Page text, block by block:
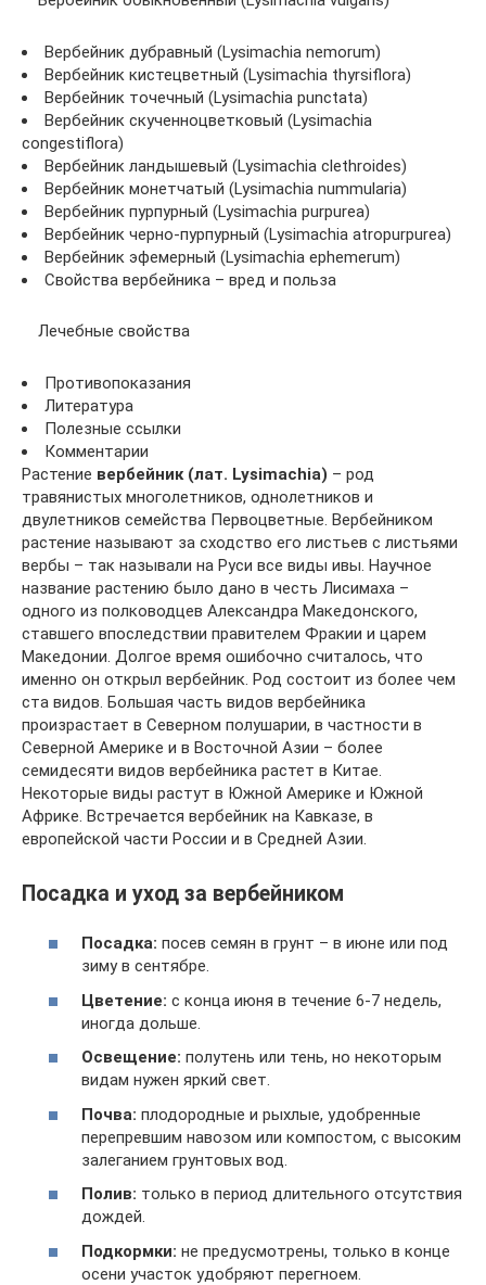
Вербейник дубравный (Lysimachia nemorum)
Вербейник кистецветный (Lysimachia thyrsiflora)
Вербейник точечный (Lysimachia punctata)
Вербейник скученноцветковый (Lysimachia
congestiflora)
Вербейник ландышевый (Lysimachia clethroides)
Вербейник монетчатый (Lysimachia nummularia)
Вербейник пурпурный (Lysimachia purpurea)
Вербейник черно-пурпурный (Lysimachia atropurpurea)
Вербейник эфемерный (Lysimachia ephemerum)
Свойства вербейника – вред и польза
Лечебные свойства
Противопоказания
Литература
Полезные ссылки
Комментарии
Растение вербейник (лат. Lysimachia) – род
травянистых многолетников, однолетников и
двулетников семейства Первоцветные. Вербейником
растение называют за сходство его листьев с листьями
вербы – так называли на Руси все виды ивы. Научное
название растению было дано в честь Лисимаха –
одного из полководцев Александра Македонского,
ставшего впоследствии правителем Фракии и царем
Македонии. Долгое время ошибочно считалось, что
именно он открыл вербейник. Род состоит из более чем
ста видов. Большая часть видов вербейника
произрастает в Северном полушарии, в частности в
Северной Америке и в Восточной Азии – более
семидесяти видов вербейника растет в Китае.
Некоторые виды растут в Южной Америке и Южной
Африке. Встречается вербейник на Кавказе, в
европейской части России и в Средней Азии.
Посадка и уход за вербейником
Посадка: посев семян в грунт – в июне или под
зиму в сентябре.
Цветение: с конца июня в течение 6-7 недель,
иногда дольше.
Освещение: полутень или тень, но некоторым
видам нужен яркий свет.
Почва: плодородные и рыхлые, удобренные
перепревшим навозом или компостом, с высоким
залеганием грунтовых вод.
Полив: только в период длительного отсутствия
дождей.
Подкормки: не предусмотрены, только в конце
осени участок удобряют перегноем.